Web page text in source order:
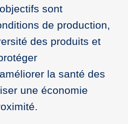
sont
de production,
des produits et
la santé des
une économie